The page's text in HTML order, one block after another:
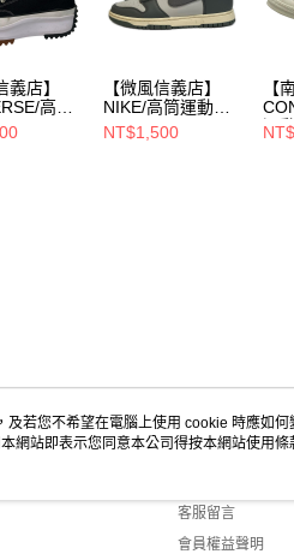
義店】
高筒
【微風信義店】
NIKE/高筒運動休
閒
鞋/27.5cm/DM058
NT$1,500
【
運
鞋/
客服資訊
客服留言
會員權益聲明
若您不希望在電腦上使用 cookie 時應如何
網站即表示您同意本公司得按本網站使用